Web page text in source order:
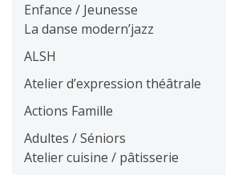
Enfance / Jeunesse
La danse modern’jazz
ALSH
Atelier d’expression théâtrale
Actions Famille
Adultes / Séniors
Atelier cuisine / pâtisserie